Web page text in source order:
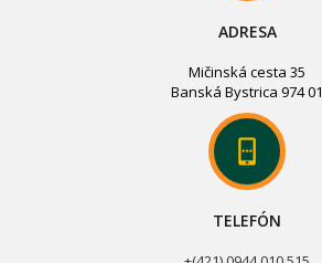
ADRESA
Mičinská cesta 35
Banská Bystrica 974 01
TELEFÓN